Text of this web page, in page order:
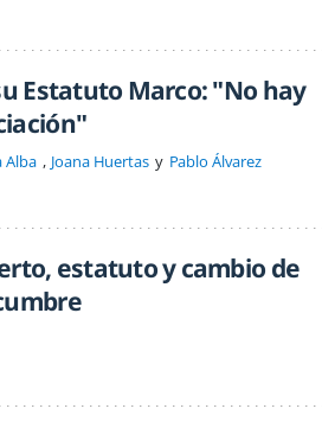
Estatuto Marco: "No hay
Alba Joana Huertas
Pablo Álvarez
estatuto y cambio de